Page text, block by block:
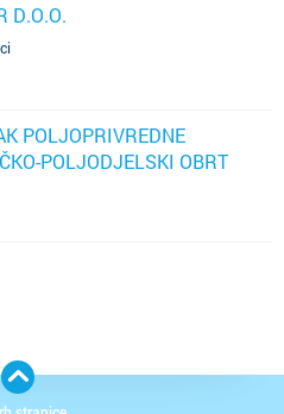
D.O.O.
POLJOPRIVREDNE
POLJODJELSKI OBRT
KOMLETINCI, V. NAZORA